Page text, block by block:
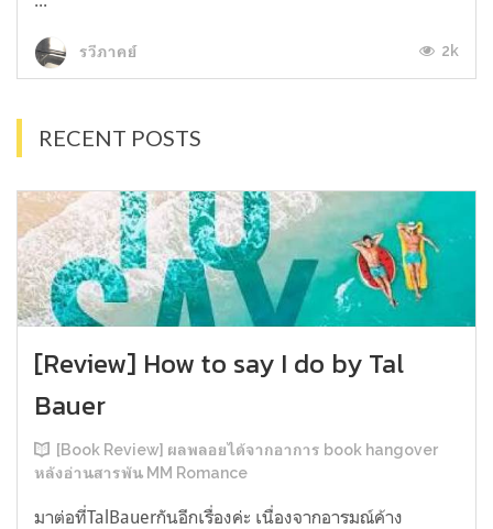
รวีภาคย์ 2k
RECENT POSTS
[Review] How to say I do by Tal
Bauer
[Book Review] ผลพลอยได้จากอาการ book hangover
หลังอ่านสารพัน MM Romance
มาต่อที่TalBauerกันอีกเรื่องค่ะ เนื่องจากอารมณ์ค้าง